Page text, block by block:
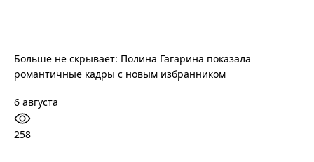
Больше не скрывает: Полина Гагарина показала
романтичные кадры с новым избранником
6 августа
258